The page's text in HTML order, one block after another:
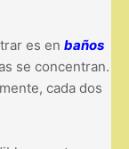
es en baños
se concentran.
cada dos